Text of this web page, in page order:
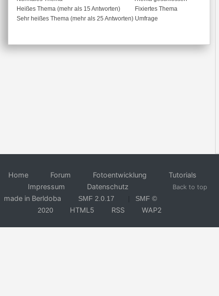
Heißes Thema (mehr als 15 Antworten)
Sehr heißes Thema (mehr als 25 Antworten)
Fixiertes Thema
Umfrage
Home Forum Fotoentwicklung
Tutorials
Impressum
Datenschutz Back to top
made in Berldoba SMF 2.0.17
SMF ©
2020
HTML5 RSS WAP2